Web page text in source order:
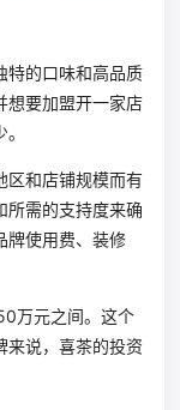
特的口味和高品质
想要加盟开一家店
区和店铺规模而有
所需的支持度来确
牌使用费、装修
万元之间。这个
来说，喜茶的投资